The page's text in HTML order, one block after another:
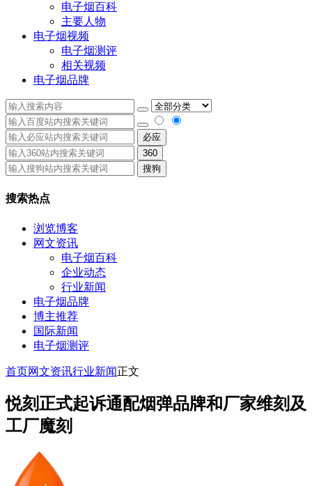
电子烟百科
主要人物
电子烟视频
电子烟测评
相关视频
电子烟品牌
必应
360
搜狗
搜索热点
浏览博客
网文资讯
电子烟百科
企业动态
行业新闻
电子烟品牌
博主推荐
国际新闻
电子烟测评
首页网文资讯行业新闻正文
悦刻正式起诉通配烟弹品牌和厂家维刻及
工厂魔刻